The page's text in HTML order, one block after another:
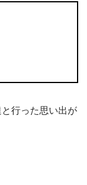
行った思い出が